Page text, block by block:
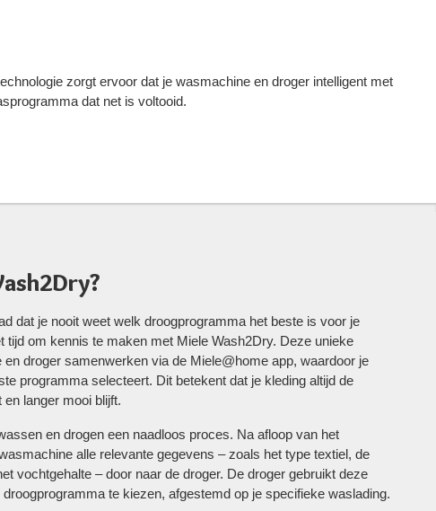
zorgt ervoor dat je wasmachine en droger intelligent met
dat net is voltooid.
dat je nooit weet welk droogprogramma het beste is voor je
tijd om kennis te maken met Miele Wash2Dry. Deze unieke
droger samenwerken via de Miele@home app, waardoor je
programma selecteert. Dit betekent dat je kleding altijd de
langer mooi blijft.
en drogen een naadloos proces. Na afloop van het
alle relevante gegevens – zoals het type textiel, de
vochtgehalte – door naar de droger. De droger gebruikt deze
te kiezen, afgestemd op je specifieke waslading.